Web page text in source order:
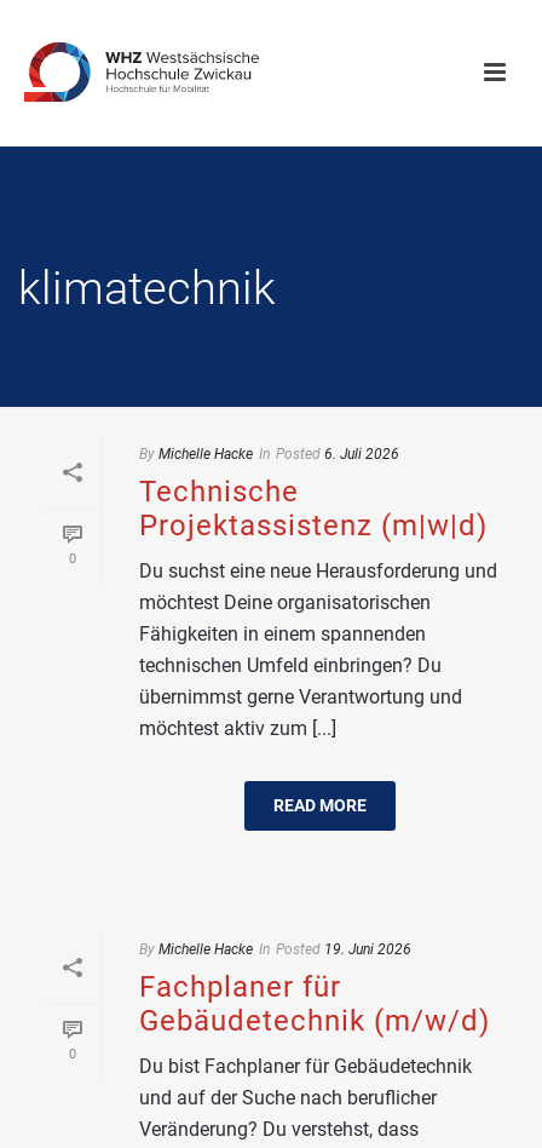
klimatechnik
0
By Michelle Hacke In Posted 6. Juli 2026
Technische
Projektassistenz (m|w|d)
Du suchst eine neue Herausforderung und
möchtest Deine organisatorischen
Fähigkeiten in einem spannenden
technischen Umfeld einbringen? Du
übernimmst gerne Verantwortung und
möchtest aktiv zum [...]
READ MORE
0
By Michelle Hacke In Posted 19. Juni 2026
Fachplaner für
Gebäudetechnik (m/w/d)
Du bist Fachplaner für Gebäudetechnik
und auf der Suche nach beruflicher
Veränderung? Du verstehst, dass